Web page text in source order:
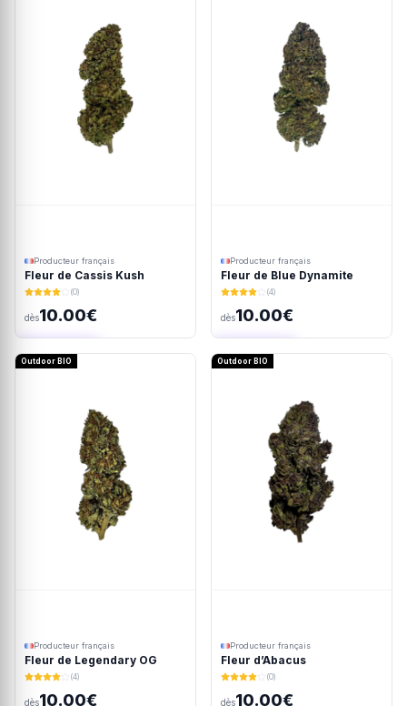
Producteur français
Fleur de Cassis Kush
(0)
dès10.00€
Ajout rapide
Producteur français
Fleur de Blue Dynamite
(4)
dès10.00€
Ajout rapide
Outdoor BIO
Producteur français
Fleur de Legendary OG
(4)
dès10.00€
Outdoor BIO
Producteur français
Fleur d’Abacus
(0)
dès10.00€